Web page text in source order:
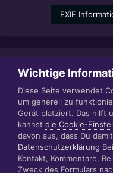
EXIF
Teilen
© 1999 - 2022
Powered
Wichtige
Diese Seite verwendet
um generell zu
Gerät platziert. Das hilft
kannst die Cookie-
davon aus, dass Du
Datenschutzerklärung
Kontakt, Kommentare,
Zweck des Formulars